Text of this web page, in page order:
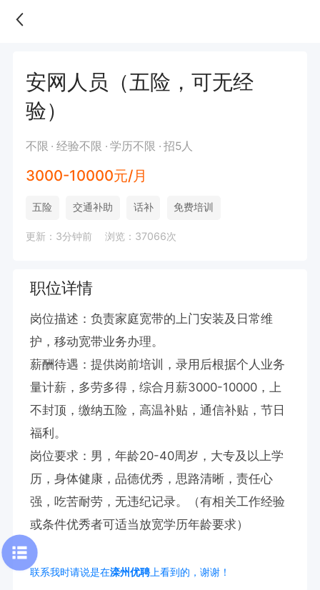
安网人员（五险，可无经
验）
不限 经验不限 学历不限 招5人
3000-10000元/月
五险 交通补助 话补 免费培训
更新：3分钟前 浏览：37066次
职位详情
岗位描述：负责家庭宽带的上门安装及日常维
护，移动宽带业务办理。
薪酬待遇：提供岗前培训，录用后根据个人业务
量计薪，多劳多得，综合月薪3000-10000，上
不封顶，缴纳五险，高温补贴，通信补贴，节日
福利。
岗位要求：男，年龄20-40周岁，大专及以上学
历，身体健康，品德优秀，思路清晰，责任心
强，吃苦耐劳，无违纪记录。（有相关工作经验
或条件优秀者可适当放宽学历年龄要求）
联系我时请说是在滦州优聘上看到的，谢谢！